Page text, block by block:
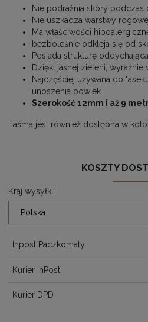
Nie podrażnia skóry podczas
Nie uszkadza warstwy
Ma właściwości
bezboleśnie odkleja się od
Posiada strukturę
Dzięki jasnej zieleni,
Najczęściej używana do
unoszenia powiek
Szerokość 12mm i aż 9
Taśma jest również dostępna w
KOSZTY
Kraj wysyłki:
Inpost Paczkomaty
Kurier InPost
Kurier DPD